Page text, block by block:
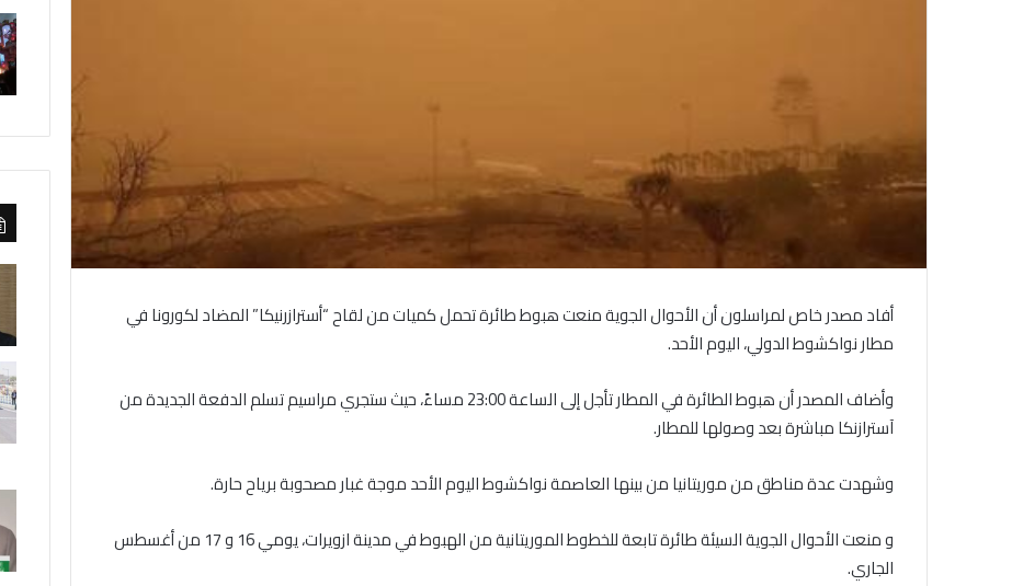
أفاد مصدر خاص لمراسلون أن الأحوال الجوية منعت هبوط طائرة تحمل كميات من لقاح “أسترازرنيكا” المضاد لكورونا في
مطار نواكشوط الدولي، اليوم الأحد.
وأضاف المصدر أن هبوط الطائرة في المطار تأجل إلى الساعة 23:00 مساءً، حيث ستجري مراسيم تسلم الدفعة الجديدة من
آسترازنكا مباشرة بعد وصولها للمطار.
وشهدت عدة مناطق من موريتانيا من بينها العاصمة نواكشوط اليوم الأحد موجة غبار مصحوبة برياح حارة.
و منعت الأحوال الجوية السيئة طائرة تابعة للخطوط الموريتانية من الهبوط في مدينة ازويرات، يومي 16 و 17 من أغسطس
الجاري.